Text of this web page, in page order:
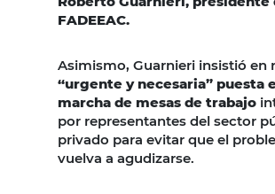
FADEEAC.
Asimismo, Guarnieri insistió en
“urgente y necesaria” puesta
marcha de mesas de trabajo
por representantes del sector
privado para evitar que el
vuelva a agudizarse.